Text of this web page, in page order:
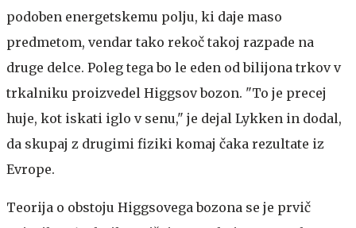
podoben energetskemu polju, ki daje maso
predmetom, vendar tako rekoč takoj razpade na
druge delce. Poleg tega bo le eden od bilijona trkov v
trkalniku proizvedel Higgsov bozon. "To je precej
huje, kot iskati iglo v senu," je dejal Lykken in dodal,
da skupaj z drugimi fiziki komaj čaka rezultate iz
Evrope.
Teorija o obstoju Higgsovega bozona se je prvič